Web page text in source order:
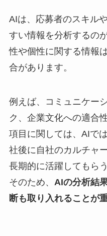
AIは、応募者のスキル
すい情報を分析するの
性や個性に関する情報
合があります。
例えば、コミュニケー
ク、企業文化への適合
項目に関しては、AIで
社後に自社のカルチャ
長期的に活躍してもら
そのため、 AIの分析結
断も取り入れることが